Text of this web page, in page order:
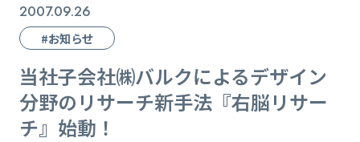
2007.09.26
#お知らせ
当社子会社㈱バルクによるデザイン
分野のリサーチ新手法『右脳リサー
チ』始動！